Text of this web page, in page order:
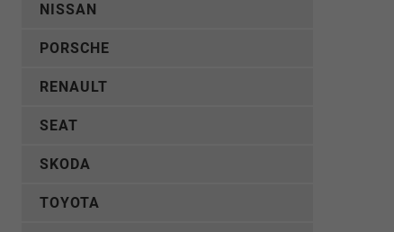
NISSAN
PORSCHE
RENAULT
SEAT
SKODA
TOYOTA